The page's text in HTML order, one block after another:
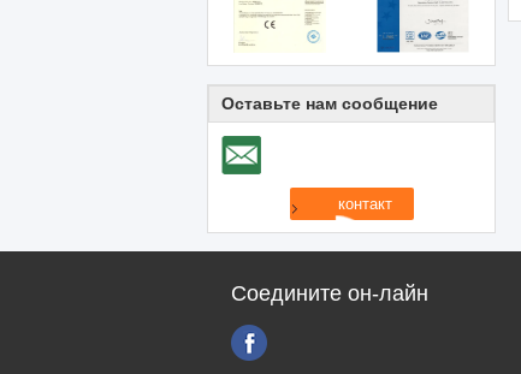
Оставьте нам сообщение
Соедините он-лайн